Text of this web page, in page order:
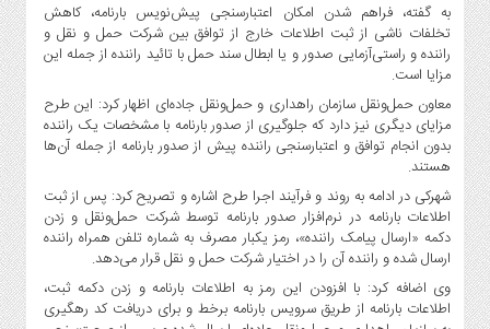
سیاسی
و
بین
الملل
روز
گوناگون
به گفته، فراهم شدن امکان اعتبارسنجی پیش‌نویس بارنامه، کاهش
تخلفات ناشی از ثبت اطلاعات خارج از توافق بین شرکت حمل و نقل و
راننده و راستی‌آزمایی صدور و یا ابطال سند حمل با تائید راننده از جمله این
مزایا است.
معاون حمل‌ونقل سازمان راهداری و حمل‌ونقل جاده‌ای اظهار کرد: این طرح
مزایای دیگری نیز دارد که جلوگیری از صدور بارنامه با مشخصات یک راننده
بدون انجام توافق و اعتبارسنجی راننده پیش از صدور بارنامه از جمله آن‌ها
هستند.
شهرکی در ادامه به روند و فرآیند اجرا طرح اشاره و تصریح کرد: پس از ثبت
اطلاعات بارنامه در نرم‌افزار صدور بارنامه توسط شرکت حمل‌ونقل و زدن
دکمه «ارسال پیامک راننده»، رمز یکبار مصرف به شماره تلفن همراه راننده
ارسال شده و راننده آن را در اختیار شرکت حمل و نقل قرار می‌دهد.
وی اضافه کرد: با افزودن این رمز به اطلاعات بارنامه و زدن دکمه ثبت،
اطلاعات بارنامه از طریق سرویس بارنامه برخط و برای دریافت کد رهگیری